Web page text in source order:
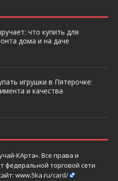
что купить для
дома и на даче
игрушки в Пятерочке:
и качества
КАрта». Все права и
федеральной торговой сети
www.5ka.ru/card/